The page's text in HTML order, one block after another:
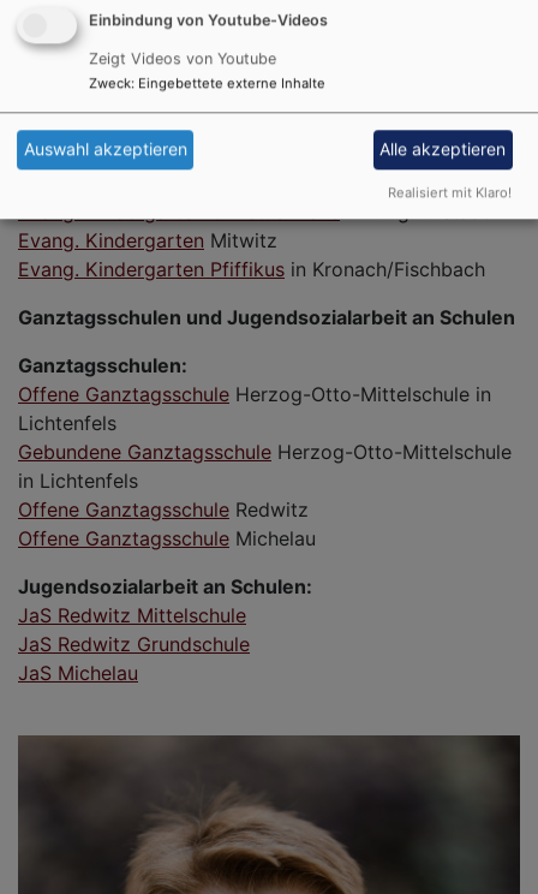
Anke Hassel
Tel.: 09571/94 76 - 149
anke.hassel@elkb.de
zuständig für:
Evang. Kindergarten Mitwitz
Evang. Kindergarten Pfiffikus in Kronach/Fischbach
Ganztagsschulen und Jugendsozialarbeit an Schulen
Ganztagsschulen:
Offene Ganztagsschule Herzog-Otto-Mittelschule in
Lichtenfels
Gebundene Ganztagsschule Herzog-Otto-Mittelschule
in Lichtenfels
Offene Ganztagsschule Redwitz
Offene Ganztagsschule Michelau
Jugendsozialarbeit an Schulen:
JaS Redwitz Mittelschule
JaS Redwitz Grundschule
JaS Michelau
Einbindung von Youtube-Videos
Zeigt Videos von Youtube
Zweck: Eingebettete externe Inhalte
Auswahl akzeptieren Alle akzeptieren
Realisiert mit Klaro!